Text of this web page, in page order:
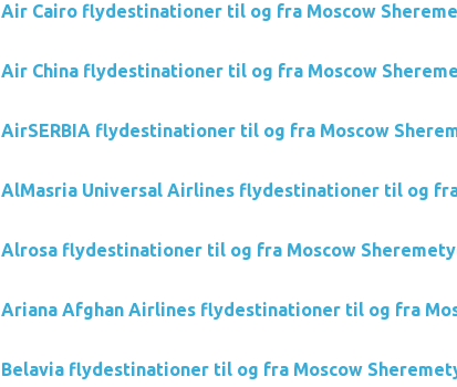
Air Cairo flydestinationer til og fra Moscow
Air China flydestinationer til og fra Moscow
AirSERBIA flydestinationer til og fra Moscow
AlMasria Universal Airlines flydestinationer til og
Alrosa flydestinationer til og fra Moscow
Ariana Afghan Airlines flydestinationer til og fra
Belavia flydestinationer til og fra Moscow